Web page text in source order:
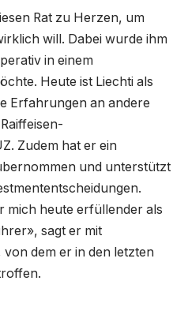
Rat zu Herzen, um
will. Dabei wurde ihm
in einem
Heute ist Liechti als
Erfahrungen an andere
Zudem hat er ein
und unterstützt
mich heute erfüllender als
sagt er mit
dem er in den letzten